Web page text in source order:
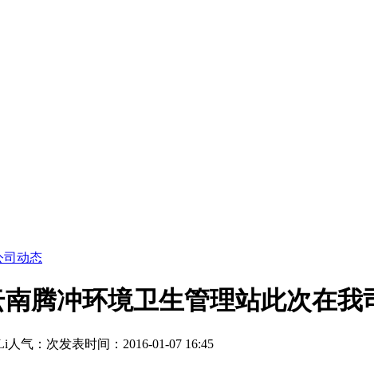
司动态
南腾冲环境卫生管理站此次在
人气： 次发表时间：2016-01-07 16:45